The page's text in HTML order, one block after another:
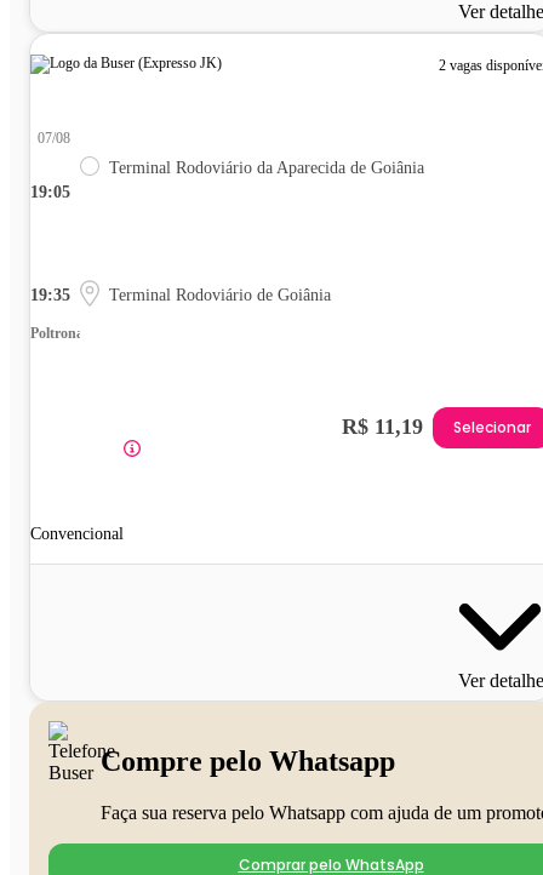
Ver
2 vagas
19:05
07/08
Terminal Rodoviário da Aparecida de Goiânia
19:35 Terminal Rodoviário de Goiânia
Poltrona
Convencional
R$ 11,19 Selecionar
Ver
Compre pelo Whatsapp
Faça sua reserva pelo Whatsapp com ajuda de um
Comprar pelo WhatsApp